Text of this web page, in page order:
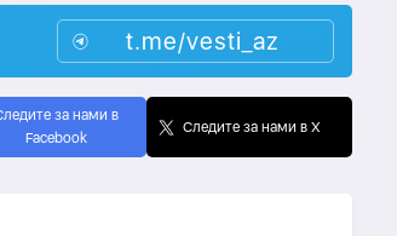
t.me/vesti_az
за нами в
Facebook
Следите за нами в X